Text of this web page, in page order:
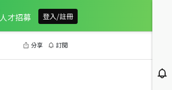
人才招募 登入/註冊
分享 訂閱